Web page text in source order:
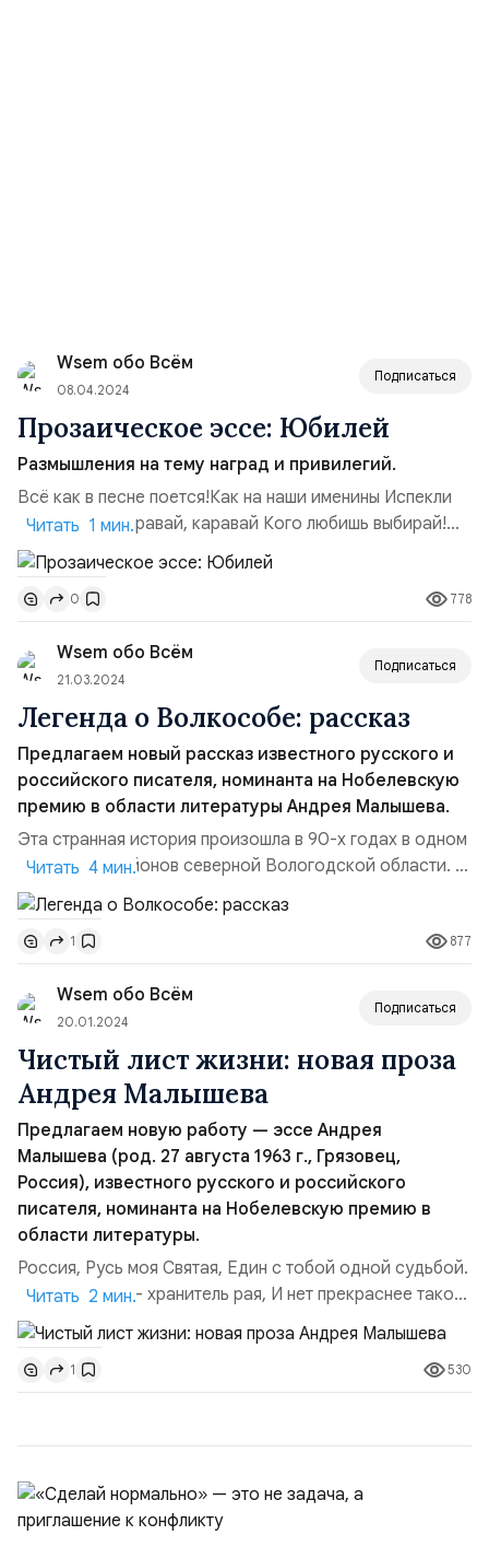
Wsem обо Всём
08.04.2024
Подписаться
Прозаическое эссе: Юбилей
Размышления на тему наград и привилегий.
Всё как в песне поется!Как на наши именины Испекли
мы каравай Каравай, каравай Кого любишь выбирай!
Шутки шутками, но у нашей Валентины Ивановны
Юбилей, аж 75 годков! Всем Юбилеям Юбилей! И что
Вы думаете?!! Наградил, видимо в качестве подарка к
Юбилею, нашу героиню Верховный за её особые
заслуги аж целой Звездой Героя Труда! И стала
Валентина Ивановна, ...
Читать 1 мин.
0 778
Wsem обо Всём
21.03.2024
Подписаться
Легенда о Волкособе: рассказ
Предлагаем новый рассказ известного русского и
российского писателя, номинанта на Нобелевскую
премию в области литературы Андрея Малышева.
Эта странная история произошла в 90-х годах в одном
из дальних районов северной Вологодской области. В
одной отдалённой северной лесной деревушке
Пахотино исчез восьмилетний мальчик, и было похоже,
что он ушел в лес. Поиск местных жителей ни к какому
результату не привел. И вот к розыску мальчугана
приступил участковый уполномоченный милиции
капита...
Читать 4 мин.
1 877
Wsem обо Всём
20.01.2024
Подписаться
Чистый лист жизни: новая проза
Андрея Малышева
Предлагаем новую работу — эссе Андрея
Малышева (род. 27 августа 1963 г., Грязовец,
Россия), известного русского и российского
писателя, номинанта на Нобелевскую премию в
области литературы.
Россия, Русь моя Святая, Един с тобой одной судьбой.
Россия, Русь — хранитель рая, И нет прекраснее такой!
Хорошо. Вы уже слышали это, как и это ….Голос твой
ласковый, нежные руки я не могу не любить, Знаю в
награду сердечные муки буду я долго носить,
Солнышком, слышишь, тебя величал бы, да опалится
дано...
Читать 2 мин.
1 530